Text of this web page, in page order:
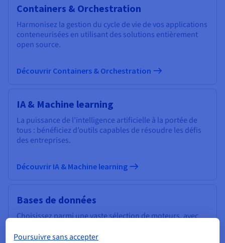
Containers & Orchestration
Harmonisez la gestion du cycle de vie de vos applications
conteneurisées en utilisant des solutions entièrement
open source.
Découvrir Containers & Orchestration
IA & Machine learning
La puissance de l’intelligence artificielle à la portée de
tous : bénéficiez d’outils capables de résoudre les défis
des entreprises.
Découvrir IA & Machine learning
Bases de données
Choisissez parmi une vaste sélection de moteurs, avec
Poursuivre sans accepter